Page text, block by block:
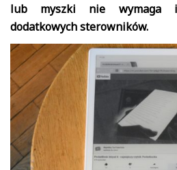
lub myszki nie wymaga
dodatkowych sterowników.